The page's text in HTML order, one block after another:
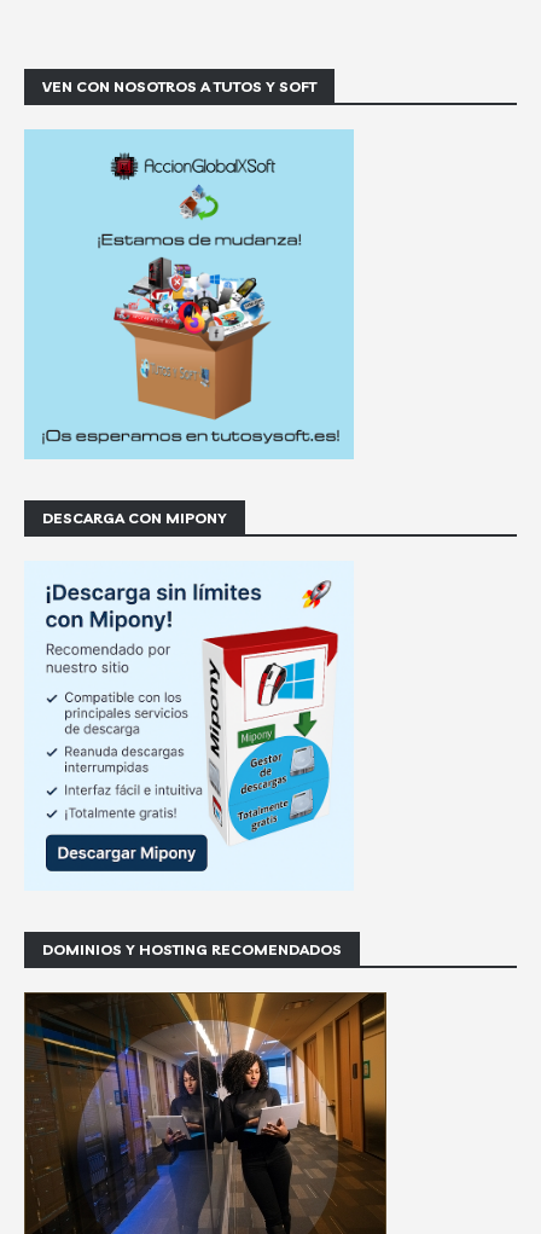
VEN CON NOSOTROS A TUTOS Y SOFT
DESCARGA CON MIPONY
DOMINIOS Y HOSTING RECOMENDADOS